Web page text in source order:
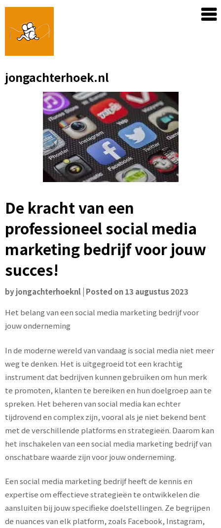
Skip
content
jongachterhoek.nl
De kracht van een
professioneel social media
marketing bedrijf voor jouw
succes!
byjongachterhoeknl Posted on13 augustus 2023
Het belang van een social media marketing bedrijf voor
jouw onderneming
In de moderne wereld van vandaag is social media niet meer
weg te denken. Het is uitgegroeid tot een krachtig
instrument dat bedrijven kunnen gebruiken om hun merk
te promoten, klanten te bereiken en hun doelgroep aan te
spreken. Het beheren van social media kan echter
tijdrovend en complex zijn, vooral als je niet bekend bent
met de verschillende platforms en strategieën. Daarom kan
het inschakelen van een social media marketing bedrijf van
onschatbare waarde zijn voor jouw onderneming.
Een social media marketing bedrijf heeft de kennis en
expertise om effectieve strategieën te ontwikkelen die
aansluiten bij jouw specifieke doelstellingen. Ze begrijpen
de nuances van elk platform, zoals Facebook, Instagram,